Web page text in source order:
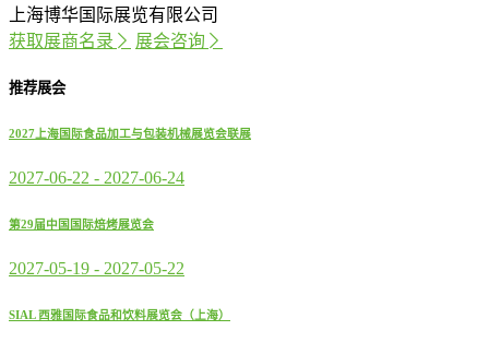
上海博华国际展览有限公司
获取展商名录
展会咨询
推荐展会
2027上海国际食品加工与包装机械展览会联展
2027-06-22 - 2027-06-24
第29届中国国际焙烤展览会
2027-05-19 - 2027-05-22
SIAL 西雅国际食品和饮料展览会（上海）